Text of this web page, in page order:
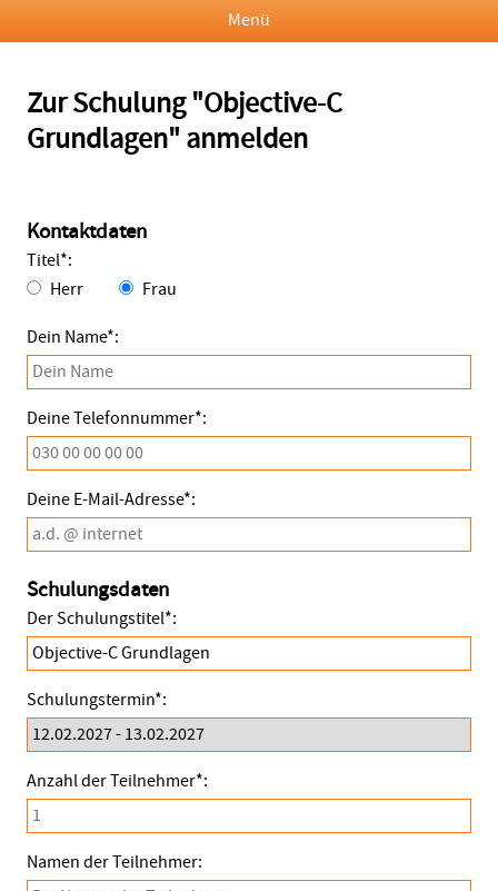
Menü
Zur Schulung "Objective-C
Grundlagen" anmelden
Kontaktdaten
Titel*:
Herr
Frau
Dein Name*:
Deine Telefonnummer*:
Deine E-Mail-Adresse*:
Schulungsdaten
Der Schulungstitel*:
Schulungstermin*:
Anzahl der Teilnehmer*:
Namen der Teilnehmer: